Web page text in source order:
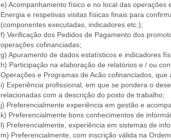
e) Acompanhamento físico e no local das
Energia e respetivas visitas físicas finais para
(componentes executadas, indicadores etc.);
f) Verificação dos Pedidos de Pagamento dos
operações cofinanciadas;
g) Apuramento de dados estatísticos e indicadores
h) Participação na elaboração de relatórios e / ou
Operações e Programas de Acão cofinanciados, que
i) Experiência profissional, em que se pondera o
relacionadas com a descrição do posto de trabalho;
j) Preferencialmente experiência em gestão e
k) Preferencialmente bons conhecimentos de
l) Preferencialmente, experiência em sistemas de
m) Preferencialmente, com inscrição válida na